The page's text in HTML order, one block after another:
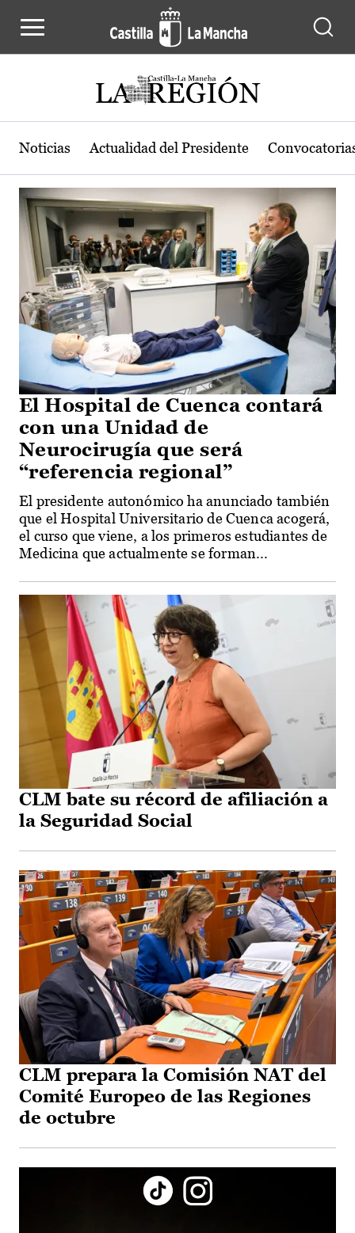
Actualidad de la región de Castilla-
Noticias Actualidad del Presidente
El Hospital de Cuenca contará
con una Unidad de
Neurocirugía que será
“referencia regional”
El presidente autonómico ha anunciado también
que el Hospital Universitario de Cuenca acogerá,
el curso que viene, a los primeros estudiantes de
Medicina que actualmente se forman...
CLM bate su récord de afiliación a
la Seguridad Social
CLM prepara la Comisión NAT del
Comité Europeo de las Regiones
de octubre